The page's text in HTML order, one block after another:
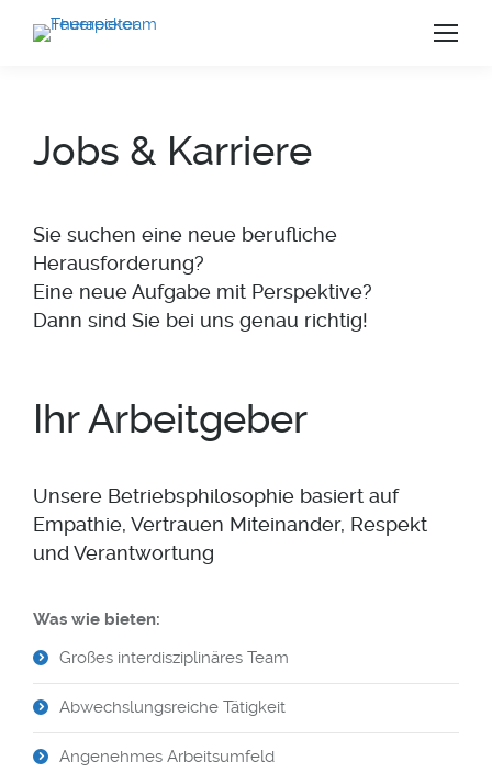
Jobs & Karriere
Sie suchen eine neue berufliche
Herausforderung?
Eine neue Aufgabe mit Perspektive?
Dann sind Sie bei uns genau richtig!
Ihr Arbeitgeber
Unsere Betriebsphilosophie basiert auf
Empathie, Vertrauen Miteinander, Respekt
und Verantwortung
Was wie bieten:
Großes interdisziplinäres Team
Abwechslungsreiche Tätigkeit
Angenehmes Arbeitsumfeld